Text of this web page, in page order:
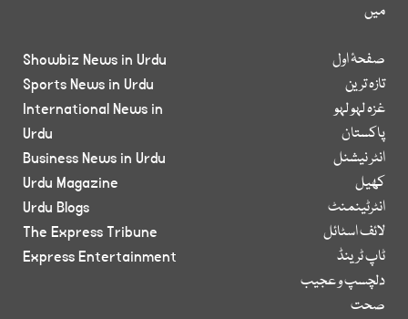
میں
صفحۂ اول
تازہ ترین
غزہ لہو لہو
پاکستان
انٹر نیشنل
کھیل
انٹرٹینمنٹ
لائف اسٹائل
ٹاپ ٹرینڈ
دلچسپ و عجیب
صحت
Showbiz News in Urdu
Sports News in Urdu
International News in
Urdu
Business News in Urdu
Urdu Magazine
Urdu Blogs
The Express Tribune
Express Entertainment